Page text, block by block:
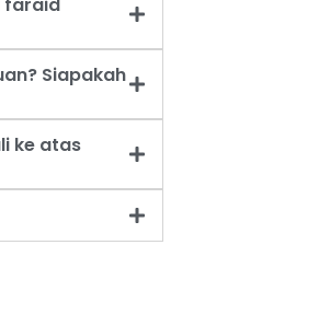
faraid
Siapakah
ke atas